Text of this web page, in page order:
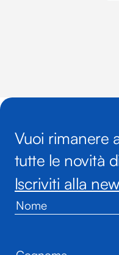
Vuoi rimanere
tutte le novità
Iscriviti alla